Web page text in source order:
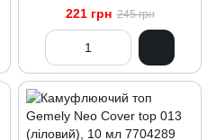
221 грн 245 грн